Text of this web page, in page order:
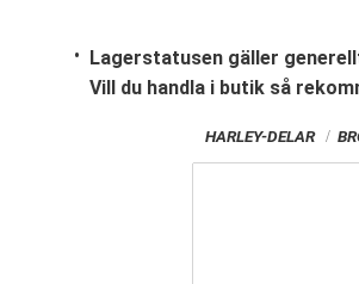
Lagerstatusen gäller
Vill du handla i butik så
HARLEY-DELAR